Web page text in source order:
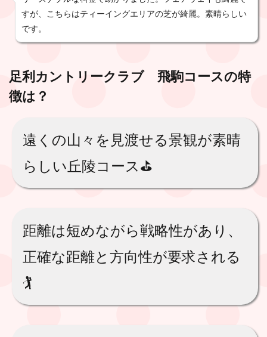
すが、こちらはティーイングエリアの芝が綺麗。素晴らしい
です。
足利カントリークラブ 飛駒コースの特
徴は？
遠くの山々を見渡せる景観が素晴
らしい丘陵コース⛳️
距離は短めながら戦略性があり、
正確な距離と方向性が要求される
🏌️